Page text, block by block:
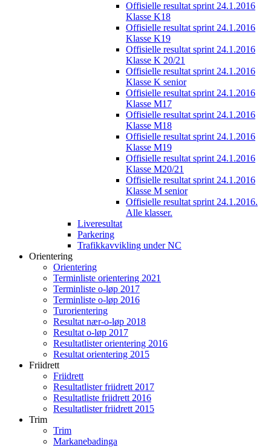
Offisielle resultat sprint 24.1.2016
Klasse K18
Offisielle resultat sprint 24.1.2016
Klasse K19
Offisielle resultat sprint 24.1.2016
Klasse K 20/21
Offisielle resultat sprint 24.1.2016
Klasse K senior
Offisielle resultat sprint 24.1.2016
Klasse M17
Offisielle resultat sprint 24.1.2016
Klasse M18
Offisielle resultat sprint 24.1.2016
Klasse M19
Offisielle resultat sprint 24.1.2016
Klasse M20/21
Offisielle resultat sprint 24.1.2016
Klasse M senior
Offisielle resultat sprint 24.1.2016.
Alle klasser.
Liveresultat
Parkering
Trafikkavvikling under NC
Orientering
Orientering
Terminliste orientering 2021
Terminliste o-løp 2017
Terminliste o-løp 2016
Turorientering
Resultat nær-o-løp 2018
Resultat o-løp 2017
Resultatlister orientering 2016
Resultat orientering 2015
Friidrett
Friidrett
Resultatlister friidrett 2017
Resultatliste friidrett 2016
Resultatlister friidrett 2015
Trim
Trim
Markanebadinga